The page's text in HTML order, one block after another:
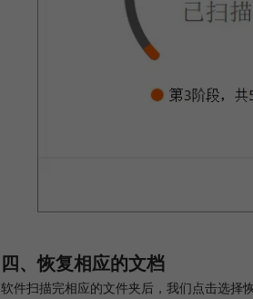
四、恢复相应的文档
软件扫描完相应的文件夹后，我们点击选择